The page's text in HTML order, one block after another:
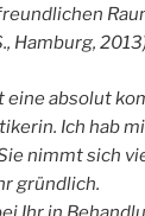
Hamburg,
eine absolut
Ich hab
nimmt sich
gründlich.